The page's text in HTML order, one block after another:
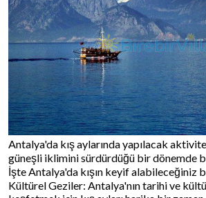
Antalya'da kış aylarında yapılacak
güneşli iklimini sürdürdüğü bir dönemde
İşte Antalya'da kışın keyif alabileceğiniz
Kültürel Geziler: Antalya'nın tarihi ve